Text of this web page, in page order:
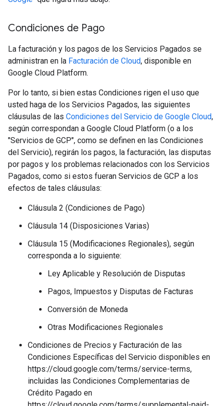
Condiciones de Pago
La facturación y los pagos de los Servicios Pagados se
administran en la Facturación de Cloud, disponible en
Google Cloud Platform.
Por lo tanto, si bien estas Condiciones rigen el uso que
usted haga de los Servicios Pagados, las siguientes
cláusulas de las Condiciones del Servicio de Google Cloud,
según correspondan a Google Cloud Platform (o a los
"Servicios de GCP", como se definen en las Condiciones
del Servicio), regirán los pagos, la facturación, las disputas
por pagos y los problemas relacionados con los Servicios
Pagados, como si estos fueran Servicios de GCP a los
efectos de tales cláusulas:
Cláusula 2 (Condiciones de Pago)
Cláusula 14 (Disposiciones Varias)
Cláusula 15 (Modificaciones Regionales), según
corresponda a lo siguiente:
Ley Aplicable y Resolución de Disputas
Pagos, Impuestos y Disputas de Facturas
Conversión de Moneda
Otras Modificaciones Regionales
Condiciones de Precios y Facturación de las
Condiciones Específicas del Servicio disponibles en
https://cloud.google.com/terms/service-terms,
incluidas las Condiciones Complementarias de
Crédito Pagado en